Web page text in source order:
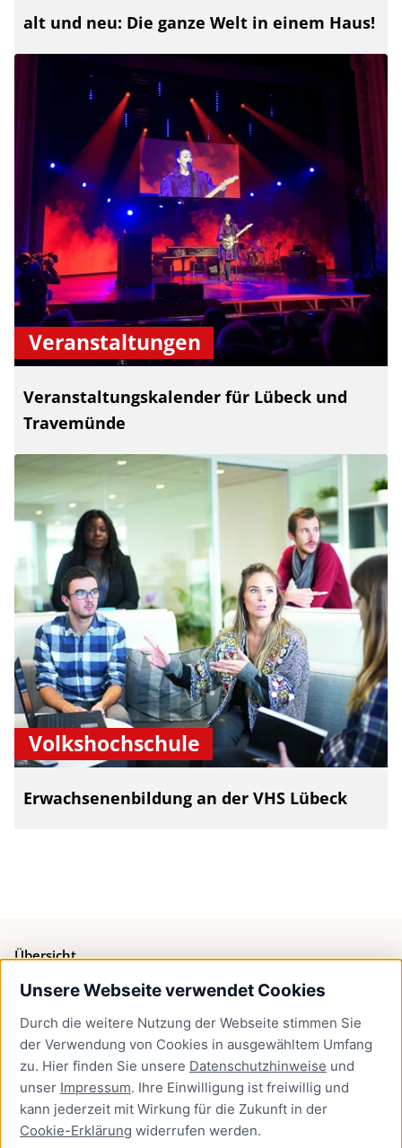
Unsere Webseite verwendet Cookies
Durch die weitere Nutzung der Webseite stimmen Sie
der Verwendung von Cookies in ausgewähltem Umfang
zu. Hier finden Sie unsere Datenschutzhinweise und
unser Impressum. Ihre Einwilligung ist freiwillig und
kann jederzeit mit Wirkung für die Zukunft in der
Cookie-Erklärung widerrufen werden.
alt und neu: Die ganze Welt in einem Haus!
Veranstaltungen
Veranstaltungskalender für Lübeck und
Travemünde
Volkshochschule
Erwachsenenbildung an der VHS Lübeck
Übersicht
Bürgerservice
Presse
Newsletter Lübeck:kompakt
Kontakt
Kontakt